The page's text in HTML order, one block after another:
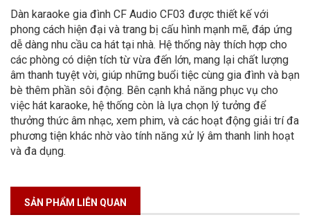
Dàn karaoke gia đình CF Audio CF03 được thiết kế với
phong cách hiện đại và trang bị cấu hình mạnh mẽ, đáp ứng
dễ dàng nhu cầu ca hát tại nhà. Hệ thống này thích hợp cho
các phòng có diện tích từ vừa đến lớn, mang lại chất lượng
âm thanh tuyệt vời, giúp những buổi tiệc cùng gia đình và bạn
bè thêm phần sôi động. Bên cạnh khả năng phục vụ cho
việc hát karaoke, hệ thống còn là lựa chọn lý tưởng để
thưởng thức âm nhạc, xem phim, và các hoạt động giải trí đa
phương tiện khác nhờ vào tính năng xử lý âm thanh linh hoạt
và đa dụng.
SẢN PHẨM LIÊN QUAN